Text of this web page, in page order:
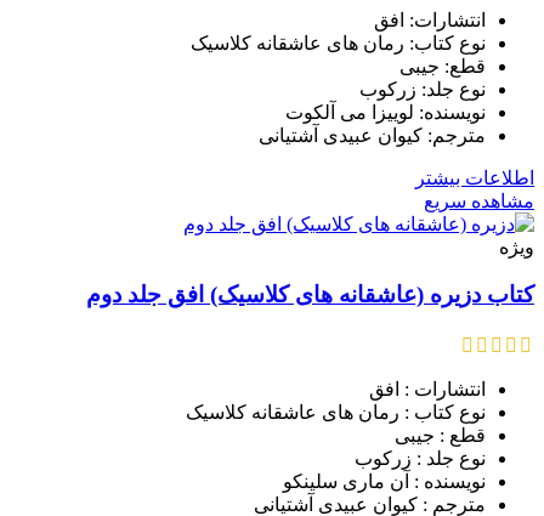
انتشارات: افق
نوع کتاب: رمان های عاشقانه کلاسیک
قطع: جیبی
نوع جلد: زرکوب
نویسنده: لوییزا می آلکوت
مترجم: کیوان عبیدی آشتیانی
اطلاعات بیشتر
مشاهده سریع
ویژه
کتاب دزیره (عاشقانه های کلاسیک) افق جلد دوم
انتشارات : افق
نوع کتاب : رمان های عاشقانه کلاسیک
قطع : جیبی
نوع جلد : زرکوب
نویسنده : آن ماری سلینکو
مترجم : کیوان عبیدی آشتیانی